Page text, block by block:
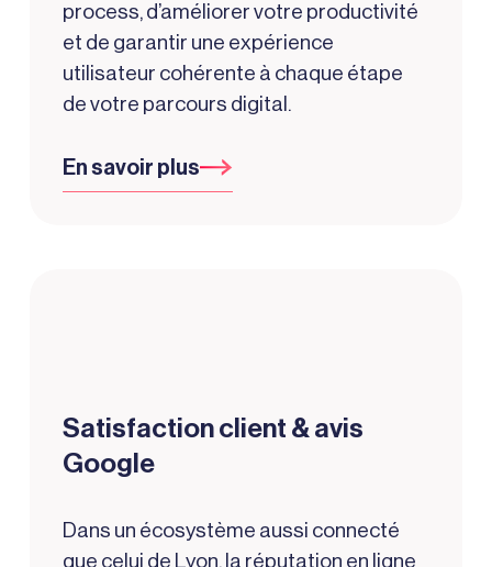
process, d’améliorer votre productivité
et de garantir une expérience
utilisateur cohérente à chaque étape
de votre parcours digital.
En savoir plus
Satisfaction client & avis
Google
Dans un écosystème aussi connecté
que celui de Lyon, la réputation en ligne